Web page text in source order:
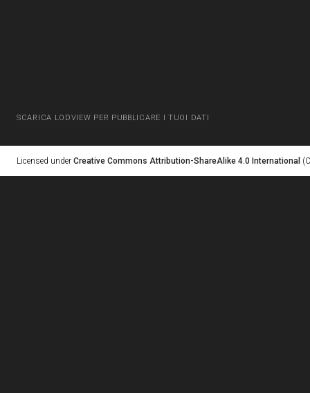
SCARICA LODVIEW PER PUBBLICARE I TUOI DATI
Licensed under Creative Commons Attribution-ShareAlike 4.0 International